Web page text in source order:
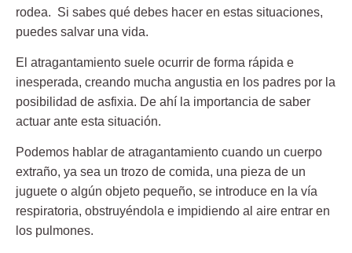
rodea. Si sabes qué debes hacer en estas situaciones,
puedes salvar una vida.
El atragantamiento suele ocurrir de forma rápida e
inesperada, creando mucha angustia en los padres por la
posibilidad de asfixia. De ahí la importancia de saber
actuar ante esta situación.
Podemos hablar de atragantamiento cuando un cuerpo
extraño, ya sea un trozo de comida, una pieza de un
juguete o algún objeto pequeño, se introduce en la vía
respiratoria, obstruyéndola e impidiendo al aire entrar en
los pulmones.